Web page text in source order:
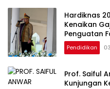
Hardiknas
Kenaikan
Penguatan
Pendidikan
Prof. Saiful
Kunjungan